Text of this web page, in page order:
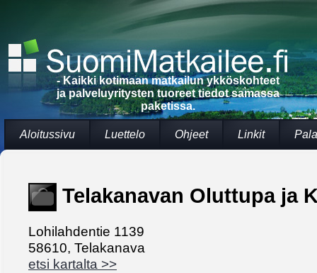
- Kaikki kotimaan matkailun ykköskohteet
ja palveluyritysten tuoreet tiedot samassa
paketissa.
Aloitussivu Luettelo Ohjeet Linkit
Telakanavan Oluttupa ja
Lohilahdentie 1139
58610, Telakanava
etsi kartalta >>